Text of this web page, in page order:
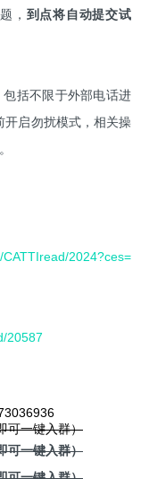
， 到点将自动提交试
包括不限于外部电话进
开启勿扰模式，相关操
。
2024?ces=
20587
可一键入群）
可一键入群）